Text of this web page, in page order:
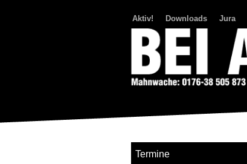
Aktiv! Downloads Jura
Termine